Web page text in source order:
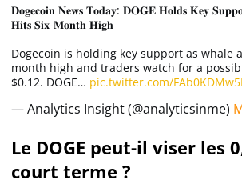
𝐃𝐨𝐠𝐞𝐜𝐨𝐢𝐧 𝐍𝐞𝐰𝐬 𝐓𝐨𝐝𝐚𝐲: 𝐃𝐎𝐆𝐄 𝐇𝐨𝐥𝐝𝐬 𝐊𝐞𝐲
𝐇𝐢𝐭𝐬 𝐒𝐢𝐱-𝐌𝐨𝐧𝐭𝐡 𝐇𝐢𝐠𝐡
Dogecoin is holding key support as whale
month high and traders watch for a
$0.12. DOGE… pic.twitter.com/
— Analytics Insight (@analyticsinme)
Le DOGE peut-il viser les
court terme ?